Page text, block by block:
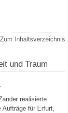
Zum Inhaltsverzeichnis
und Traum
realisierte
für Erfurt,